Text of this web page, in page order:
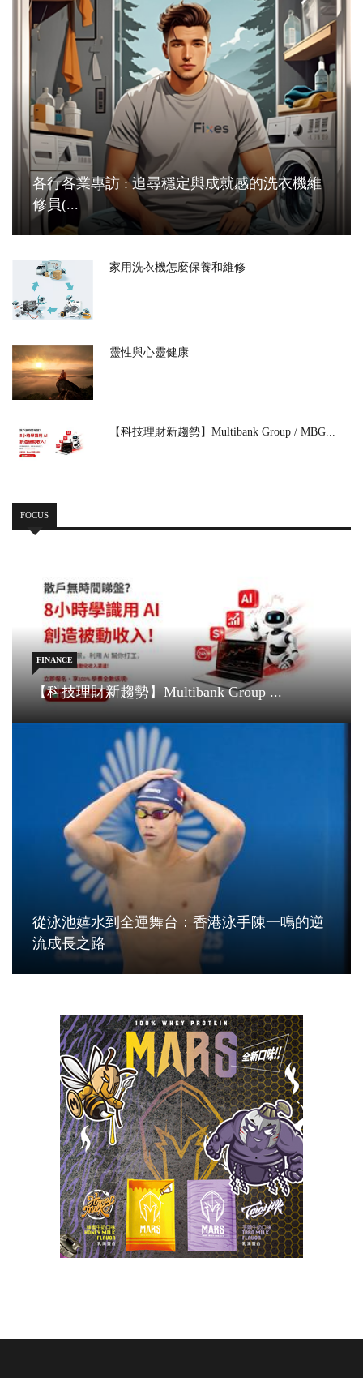
各行各業專訪 : 追尋穩定與成就感的洗衣機維
修員(...
家用洗衣機怎麼保養和維修
靈性與心靈健康
【科技理財新趨勢】Multibank Group / MBG...
FOCUS
FINANCE
【科技理財新趨勢】Multibank Group ...
從泳池嬉水到全運舞台：香港泳手陳一鳴的逆
流成長之路